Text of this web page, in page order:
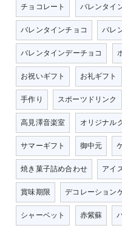
チョコレート
バレンタイ
バレンタインチョコ
バレ
バレンタインデーチョコ
お祝いギフト
お礼ギフト
手作り
スポーツドリンク
高見澤音楽室
オリジナル
サマーギフト
御中元
焼き菓子詰め合わせ
アイ
賞味期限
デコレーション
シャーベット
赤紫蘇